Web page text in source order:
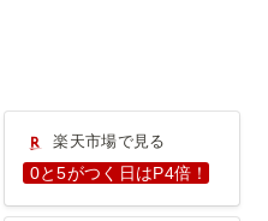
楽天市場で見る
楽天市場で見る
0と5がつく日はP4倍！